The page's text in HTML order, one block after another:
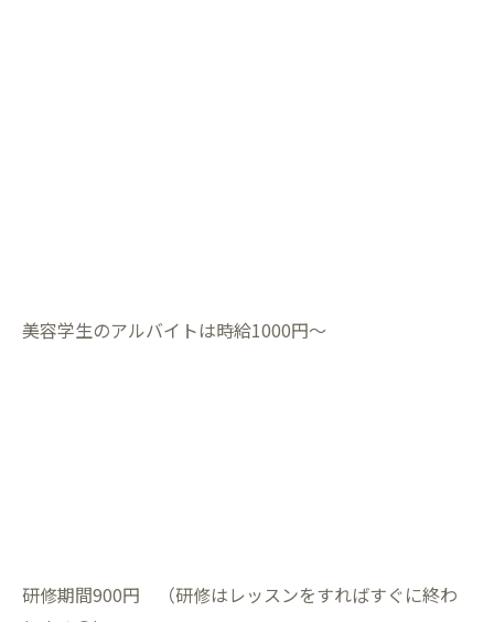
美容学生のアルバイトは時給1000円〜
研修期間900円 （研修はレッスンをすればすぐに終わ